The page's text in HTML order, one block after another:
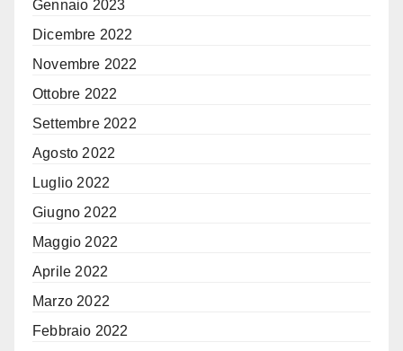
Gennaio 2023
Dicembre 2022
Novembre 2022
Ottobre 2022
Settembre 2022
Agosto 2022
Luglio 2022
Giugno 2022
Maggio 2022
Aprile 2022
Marzo 2022
Febbraio 2022